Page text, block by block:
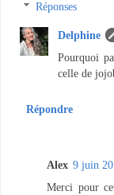
Réponses
Delphine
Pourquoi
celle de
Répondre
Alex 9 juin
Merci pour